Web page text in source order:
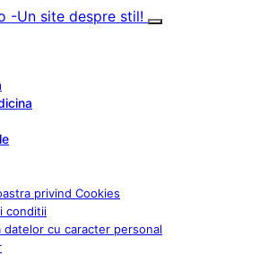
privind Cookies
conditii
datelor cu caracter personal